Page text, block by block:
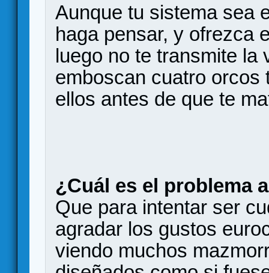
Aunque tu sistema sea
haga pensar, y ofrezca
luego no te transmite la
emboscan cuatro orcos
ellos antes de que te
¿Cuál es el problema
Que para intentar ser
agradar los gustos
viendo muchos